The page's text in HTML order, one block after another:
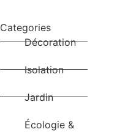
Categories
Décoration
Isolation
Jardin
Écologie &